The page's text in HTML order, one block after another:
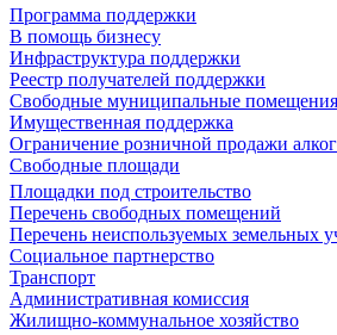
Программа поддержки
В помощь бизнесу
Инфраструктура поддержки
Реестр получателей поддержки
Свободные муниципальные помещения
Имущественная поддержка
Ограничение розничной продажи
Свободные площади
Площадки под строительство
Перечень свободных помещений
Перечень неиспользуемых земельных
Социальное партнерство
Транспорт
Административная комиссия
Жилищно-коммунальное хозяйство